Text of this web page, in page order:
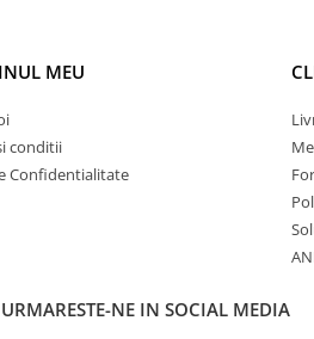
MEU
conditii
Confidentialitate
URMARESTE-NE IN SOCIAL MEDIA